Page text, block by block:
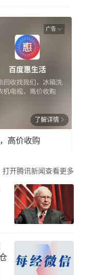
广告
了解详情
高价收购
打开腾讯新闻查看更多